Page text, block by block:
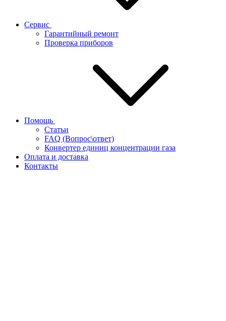
Сервис
Гарантийный ремонт
Проверка приборов
Помощь
Статьи
FAQ (Вопрос\ответ)
Конвертер единиц концентрации газа
Оплата и доставка
Контакты